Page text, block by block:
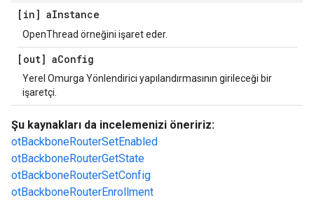
[in] aInstance
OpenThread örneğini işaret eder.
[out] aConfig
Yerel Omurga Yönlendirici yapılandırmasının girileceği bir
işaretçi.
Şu kaynakları da incelemenizi öneririz:
otBackboneRouterSetEnabled
otBackboneRouterGetState
otBackboneRouterSetConfig
otBackboneRouterEnrollment